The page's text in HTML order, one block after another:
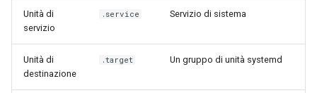
Unità di
servizio
.service Servizio di sistema
Unità di
destinazione
.target Un gruppo di unità systemd